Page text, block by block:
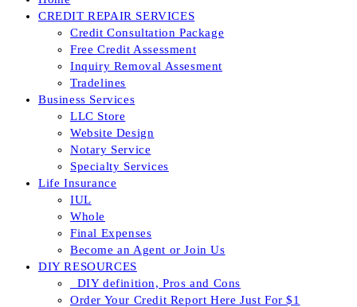
CREDIT REPAIR SERVICES
Credit Consultation Package
Free Credit Assessment
Inquiry Removal Assesment
Tradelines
Business Services
LLC Store
Website Design
Notary Service
Specialty Services
Life Insurance
IUL
Whole
Final Expenses
Become an Agent or Join Us
DIY RESOURCES
_DIY definition, Pros and Cons
Order Your Credit Report Here Just For $1